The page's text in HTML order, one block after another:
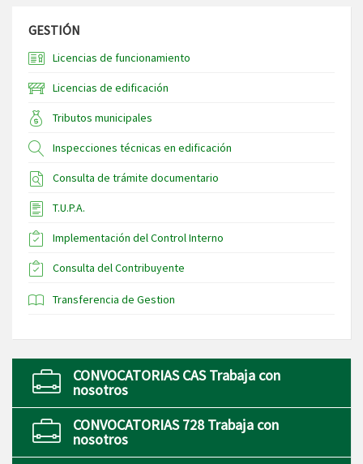
GESTIÓN
Licencias de funcionamiento
Licencias de edificación
Tributos municipales
Inspecciones técnicas en edificación
Consulta de trámite documentario
T.U.P.A.
Implementación del Control Interno
Consulta del Contribuyente
Transferencia de Gestion
CONVOCATORIAS CAS Trabaja con
nosotros
CONVOCATORIAS 728 Trabaja con
nosotros